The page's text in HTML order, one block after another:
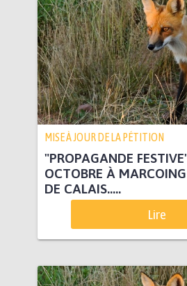
MISE À JOUR DE LA PÉTITION
"PROPAGANDE
OCTOBRE À
DE CALAIS.....
Lire